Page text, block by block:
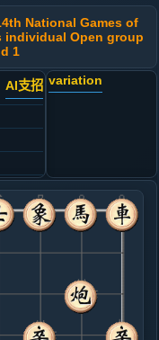
National Games of
individual Open group
1
AI支招
平三
variation